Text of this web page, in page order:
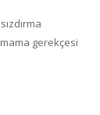
gerekçesi